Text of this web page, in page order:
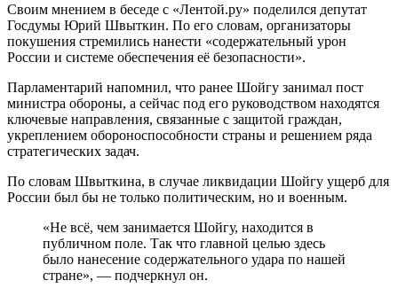
Своим мнением в беседе с «Лентой.ру» поделился депутат
Госдумы Юрий Швыткин. По его словам, организаторы
покушения стремились нанести «содержательный урон
России и системе обеспечения её безопасности».
Парламентарий напомнил, что ранее Шойгу занимал пост
министра обороны, а сейчас под его руководством находятся
ключевые направления, связанные с защитой граждан,
укреплением обороноспособности страны и решением ряда
стратегических задач.
По словам Швыткина, в случае ликвидации Шойгу ущерб для
России был бы не только политическим, но и военным.
«Не всё, чем занимается Шойгу, находится в
публичном поле. Так что главной целью здесь
было нанесение содержательного удара по нашей
стране», — подчеркнул он.